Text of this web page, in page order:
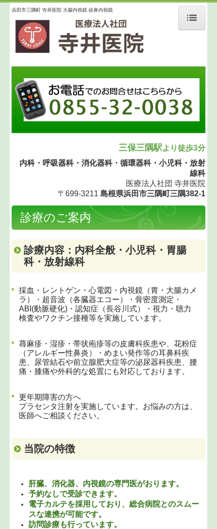
ホーム
診療のご案内
経鼻弱毒生インフルエンザワクチンについて
nodocaとは
施設・設備のご案内
交通案内
訪問看護 心の里はるにれ
施設基準
浜田市三隅町 寺井医院 大腸内視鏡 経鼻内視鏡
三保三隅駅より徒歩3分
内科・呼吸器科・消化器科・循環器科・小児科・放射
線科
医療法人社団 寺井医院
〒699-3211 島根県浜田市三隅町三隅382-1
診療のご案内
診療内容：内科全般・小児科・胃腸
科・放射線科
採血・レントゲン・心電図・内視鏡（胃・大腸カメ
ラ）・超音波（各臓器エコー）・骨密度測定・
ABI(動脈硬化)・認知症（長谷川式）・視力・聴力
検査やワクチン接種等を実施しています。
蕁麻疹・湿疹・帯状疱疹等の皮膚科疾患や、花粉症
（アレルギー性鼻炎）・めまい発作等の耳鼻科疾
患、尿管結石や前立腺肥大症等の泌尿器科疾患、腰
痛・膝痛や外科的な処置にも対応しております。
更年期障害の方へ
プラセンタ注射を実施しています。お悩みの方は、
医師へご相談ください。
当院の特徴
肝臓、消化器、内視鏡の専門医がおります。
予約なしで受診できます。
電子カルテを採用しており、総合病院とのスムー
スな連携が可能です。
訪問診療も行っています。